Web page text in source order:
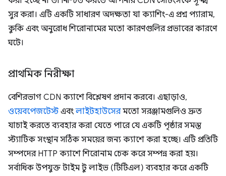
সুর করা। এটি একটি সাধারণ অদক্ষতা যা ক্যাশিং-এ প্রশ্ন প্যারাম,
কুকি এবং অনুরোধ শিরোনামের মতো কারণগুলির প্রভাবের কারণে
ঘটে।
প্রাথমিক নিরীক্ষা
বেশিরভাগ CDN ক্যাশে বিশ্লেষণ প্রদান করবে। এছাড়াও,
ওয়েবপেজটেস্টএবংলাইটহাউসেরমতো সরঞ্জামগুলিও দ্রুত
যাচাই করতে ব্যবহার করা যেতে পারে যে একটি পৃষ্ঠার সমস্ত
স্ট্যাটিক সংস্থান সঠিক সময়ের জন্য ক্যাশে করা হচ্ছে। এটি প্রতিটি
সম্পদের HTTP ক্যাশে শিরোনাম চেক করে সম্পন্ন করা হয়।
সর্বাধিক উপযুক্ত টাইম টু লাইভ (টিটিএল) ব্যবহার করে একটি